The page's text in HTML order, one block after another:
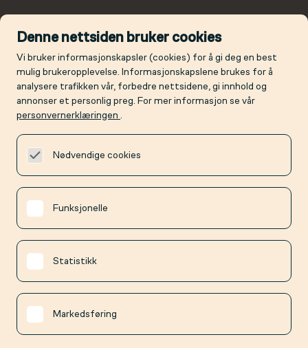
Denne nettsiden bruker cookies
Vi bruker informasjonskapsler (cookies) for å gi deg en best
mulig brukeropplevelse. Informasjonskapslene brukes for å
analysere trafikken vår, forbedre nettsidene, gi innhold og
annonser et personlig preg. For mer informasjon se vår
personvernerklæringen .
Nødvendige cookies
Funksjonelle
Statistikk
Markedsføring